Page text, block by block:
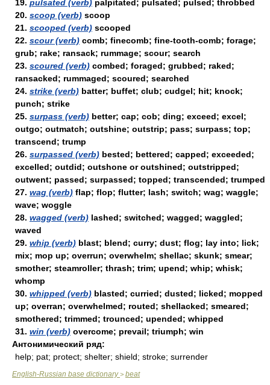
19. pulsated (verb) palpitated; pulsated; pulsed; throbbed
20. scoop (verb) scoop
21. scooped (verb) scooped
22. scour (verb) comb; finecomb; fine-tooth-comb; forage;
grub; rake; ransack; rummage; scour; search
23. scoured (verb) combed; foraged; grubbed; raked;
ransacked; rummaged; scoured; searched
24. strike (verb) batter; buffet; club; cudgel; hit; knock;
punch; strike
25. surpass (verb) better; cap; cob; ding; exceed; excel;
outgo; outmatch; outshine; outstrip; pass; surpass; top;
transcend; trump
26. surpassed (verb) bested; bettered; capped; exceeded;
excelled; outdid; outshone or outshined; outstripped;
outwent; passed; surpassed; topped; transcended; trumped
27. wag (verb) flap; flop; flutter; lash; switch; wag; waggle;
wave; woggle
28. wagged (verb) lashed; switched; wagged; waggled;
waved
29. whip (verb) blast; blend; curry; dust; flog; lay into; lick;
mix; mop up; overrun; overwhelm; shellac; skunk; smear;
smother; steamroller; thrash; trim; upend; whip; whisk;
whomp
30. whipped (verb) blasted; curried; dusted; licked; mopped
up; overran; overwhelmed; routed; shellacked; smeared;
smothered; trimmed; trounced; upended; whipped
31. win (verb) overcome; prevail; triumph; win
Антонимический ряд:
help; pat; protect; shelter; shield; stroke; surrender
English-Russian base dictionary> beat